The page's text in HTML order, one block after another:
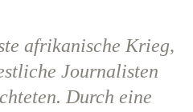
afrikanische Krieg,
Journalisten
Durch eine